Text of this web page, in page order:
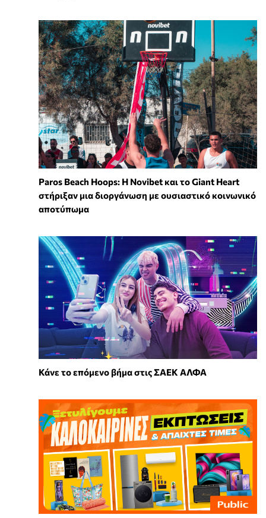
Paros Beach Hoops: Η Novibet και το Giant Heart
στήριξαν μια διοργάνωση με ουσιαστικό κοινωνικό
αποτύπωμα
Κάνε το επόμενο βήμα στις ΣΑΕΚ ΑΛΦΑ